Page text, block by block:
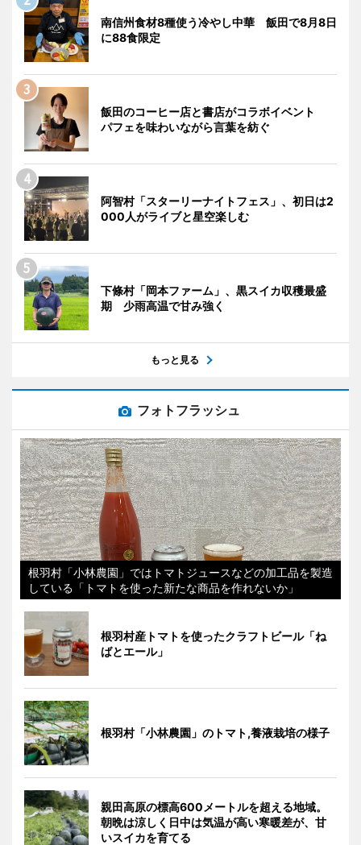
南信州食材8種使う冷やし中華 飯田で8月8日
に88食限定
飯田のコーヒー店と書店がコラボイベント
パフェを味わいながら言葉を紡ぐ
阿智村「スターリーナイトフェス」、初日は2
000人がライブと星空楽しむ
下條村「岡本ファーム」、黒スイカ収穫最盛
期 少雨高温で甘み強く
もっと見る
フォトフラッシュ
根羽村「小林農園」ではトマトジュースなどの加工品を製造
している「トマトを使った新たな商品を作れないか」
根羽村産トマトを使ったクラフトビール「ね
ばとエール」
根羽村「小林農園」のトマト,養液栽培の様子
親田高原の標高600メートルを超える地域。
朝晩は涼しく日中は気温が高い寒暖差が、甘
いスイカを育てる